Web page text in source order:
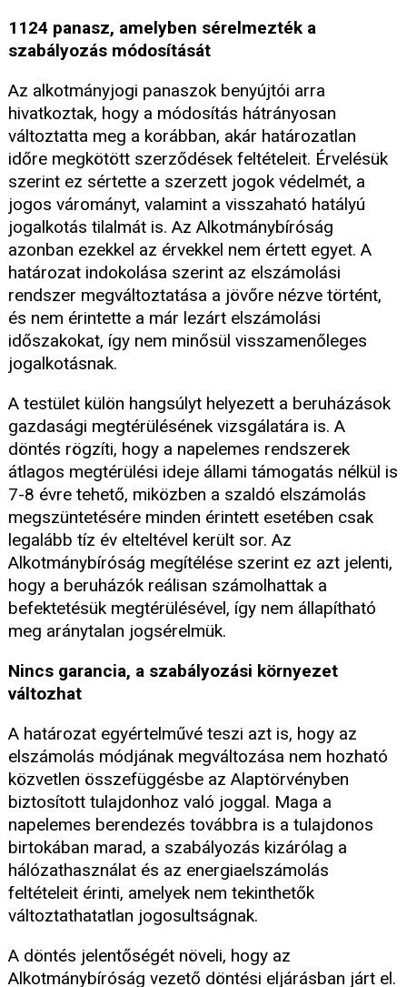
1124 panasz, amelyben sérelmezték a
szabályozás módosítását
Az alkotmányjogi panaszok benyújtói arra
hivatkoztak, hogy a módosítás hátrányosan
változtatta meg a korábban, akár határozatlan
időre megkötött szerződések feltételeit. Érvelésük
szerint ez sértette a szerzett jogok védelmét, a
jogos várományt, valamint a visszaható hatályú
jogalkotás tilalmát is. Az Alkotmánybíróság
azonban ezekkel az érvekkel nem értett egyet. A
határozat indokolása szerint az elszámolási
rendszer megváltoztatása a jövőre nézve történt,
és nem érintette a már lezárt elszámolási
időszakokat, így nem minősül visszamenőleges
jogalkotásnak.
A testület külön hangsúlyt helyezett a beruházások
gazdasági megtérülésének vizsgálatára is. A
döntés rögzíti, hogy a napelemes rendszerek
átlagos megtérülési ideje állami támogatás nélkül is
7-8 évre tehető, miközben a szaldó elszámolás
megszüntetésére minden érintett esetében csak
legalább tíz év elteltével került sor. Az
Alkotmánybíróság megítélése szerint ez azt jelenti,
hogy a beruházók reálisan számolhattak a
befektetésük megtérülésével, így nem állapítható
meg aránytalan jogsérelmük.
Nincs garancia, a szabályozási környezet
változhat
A határozat egyértelművé teszi azt is, hogy az
elszámolás módjának megváltozása nem hozható
közvetlen összefüggésbe az Alaptörvényben
biztosított tulajdonhoz való joggal. Maga a
napelemes berendezés továbbra is a tulajdonos
birtokában marad, a szabályozás kizárólag a
hálózathasználat és az energiaelszámolás
feltételeit érinti, amelyek nem tekinthetők
változtathatatlan jogosultságnak.
A döntés jelentőségét növeli, hogy az
Alkotmánybíróság vezető döntési eljárásban járt el.